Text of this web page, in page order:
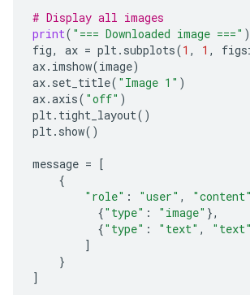
# Display all images
print( "=== Downloaded image ===" )
fig, ax = plt. subplots(1 , 1 ,
ax. imshow(image)
ax. set_title( "Image 1" )
ax.axis( "off" )
plt. tight_layout()
plt. show()
message = [
{
"role" : "user" , "content"
{"type" : "image" },
{"type" : "text" , "text"
]
}
]